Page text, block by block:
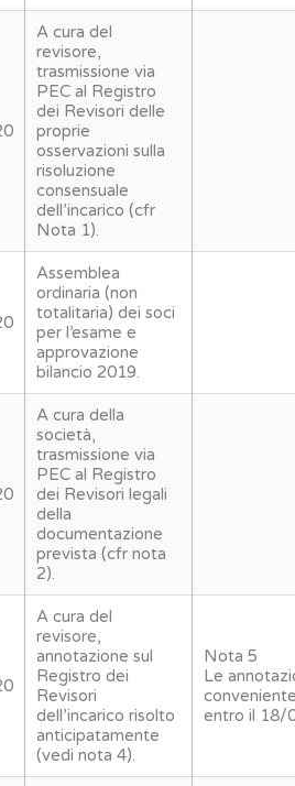
A cura del
revisore,
trasmissione via
PEC al Registro
dei Revisori delle
proprie
osservazioni sulla
risoluzione
consensuale
dell’incarico (cfr
Nota 1).
Assemblea
ordinaria (non
totalitaria) dei soci
per l’esame e
approvazione
bilancio 2019.
A cura della
società,
trasmissione via
PEC al Registro
dei Revisori legali
della
documentazione
prevista (cfr nota
2).
A cura del
revisore,
annotazione sul
Registro dei
Revisori
dell’incarico risolto
anticipatamente
(vedi nota 4).
Nota 5
Le
entro il 18/